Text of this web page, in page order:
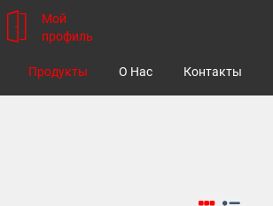
Мой
профиль
Продукты О Нас Контакты